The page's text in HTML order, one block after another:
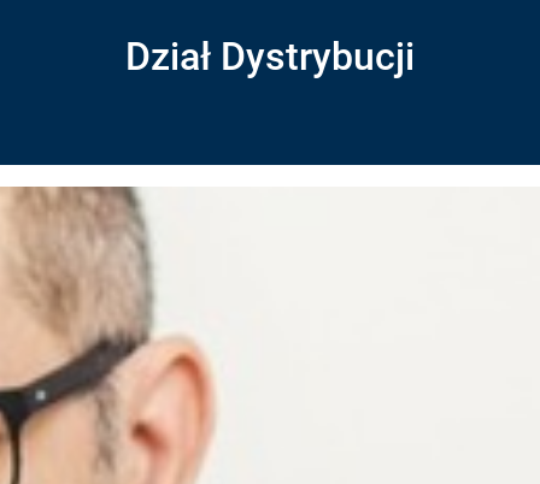
Dział Dystrybucji